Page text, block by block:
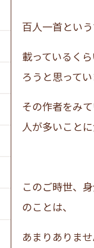
百人一首とい
載っているく
ろうと思ってい
その作者をみ
人が多いこと
このご時世、
のことは、
あまりありま